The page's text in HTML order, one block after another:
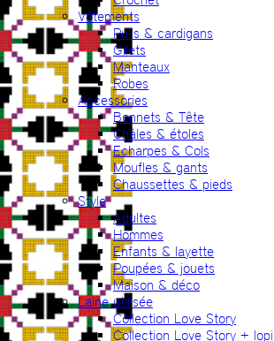
Vêtements
Pulls & cardigans
Gilets
Manteaux
Robes
Accessories
Bonnets & Tête
Châles & étoles
Echarpes & Cols
Moufles & gants
Chaussettes & pieds
Style
Adultes
Hommes
Enfants & layette
Poupées & jouets
Maison & déco
Laine utilisée
Collection Love Story
Collection Love Story + lopi